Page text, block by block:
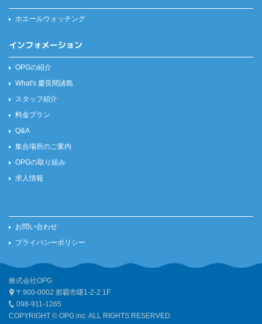
ホエールウォッチング
インフォメーション
OPGの紹介
What's 慶良間諸島
スタッフ紹介
料金プラン
Q&A
集合場所のご案内
OPGの取り組み
求人情報
お問い合わせ
プライバシーポリシー
株式会社OPG
〒900-0002 那覇市曙1-2-2 1F
098-911-1265
COPYRIGHT © OPG inc. ALL RIGHTS RESERVED